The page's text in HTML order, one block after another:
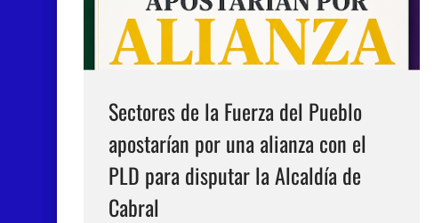
Sectores de la Fuerza del Pueblo
apostarían por una alianza con el
PLD para disputar la Alcaldía de
Cabral